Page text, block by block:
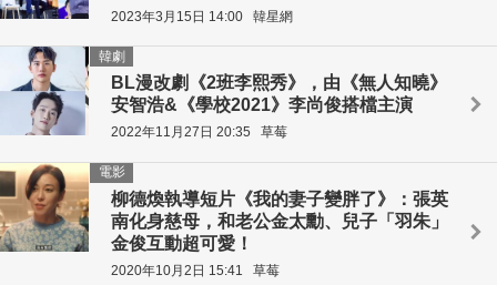
2023年3月15日 14:00 韓星網
BL漫改劇《2班李熙秀》，由《無人知曉》
安智浩&《學校2021》李尚俊搭檔主演
韓劇
2022年11月27日 20:35 草莓
柳德煥執導短片《我的妻子變胖了》：張英
南化身慈母，和老公金太勳、兒子「羽朱」
金俊互動超可愛！
電影
2020年10月2日 15:41 草莓